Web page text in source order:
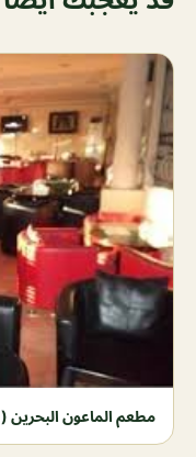
مطعم الماعون البحرين